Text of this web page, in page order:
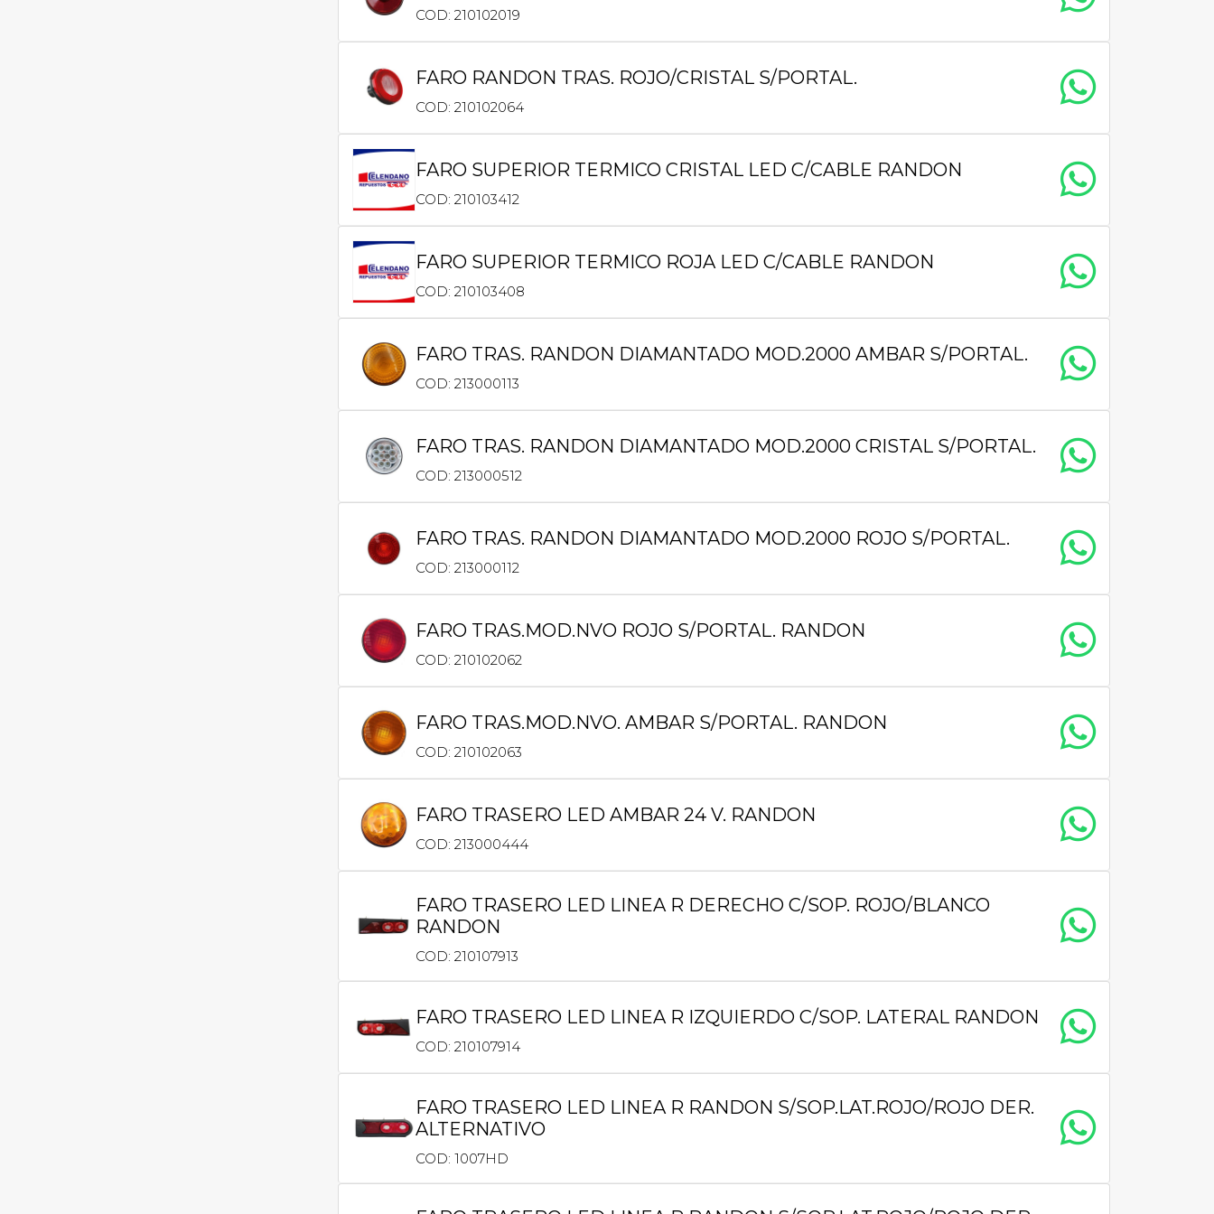
COD: 210102019
FARO RANDON TRAS. ROJO/CRISTAL S/PORTAL.
COD: 210102064
FARO SUPERIOR TERMICO CRISTAL LED C/CABLE RANDON
COD: 210103412
FARO SUPERIOR TERMICO ROJA LED C/CABLE RANDON
COD: 210103408
FARO TRAS. RANDON DIAMANTADO MOD.2000 AMBAR S/PORTAL.
COD: 213000113
FARO TRAS. RANDON DIAMANTADO MOD.2000 CRISTAL S/PORTAL.
COD: 213000512
FARO TRAS. RANDON DIAMANTADO MOD.2000 ROJO S/PORTAL.
COD: 213000112
FARO TRAS.MOD.NVO ROJO S/PORTAL. RANDON
COD: 210102062
FARO TRAS.MOD.NVO. AMBAR S/PORTAL. RANDON
COD: 210102063
FARO TRASERO LED AMBAR 24 V. RANDON
COD: 213000444
FARO TRASERO LED LINEA R DERECHO C/SOP. ROJO/BLANCO
RANDON
COD: 210107913
FARO TRASERO LED LINEA R IZQUIERDO C/SOP. LATERAL RANDON
COD: 210107914
FARO TRASERO LED LINEA R RANDON S/SOP.LAT.ROJO/ROJO DER.
ALTERNATIVO
COD: 1007HD